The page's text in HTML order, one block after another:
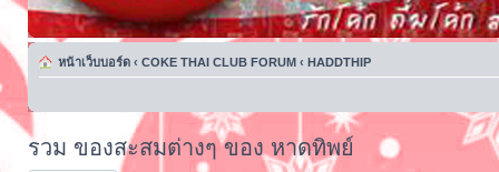
หน้าเว็บบอร์ด ‹ COKE THAI CLUB FORUM ‹ HADDTHIP
รวม ของสะสมต่างๆ ของ หาดทิพย์